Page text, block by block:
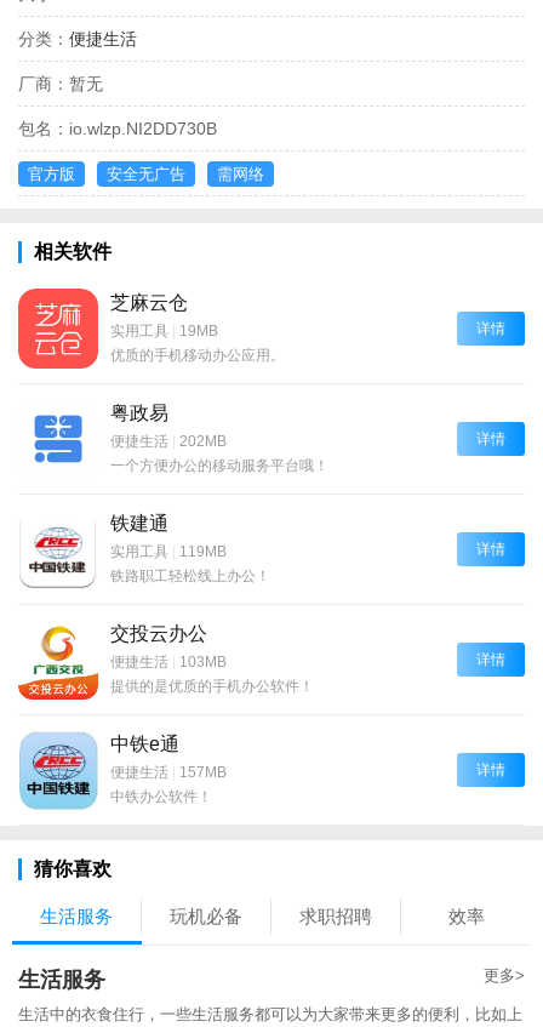
分类： 便捷生活
厂商： 暂无
包名： io.wlzp.NI2DD730B
官方版 安全无广告 需网络
相关软件
芝麻云仓
实用工具 | 19MB
优质的手机移动办公应用。
详情
粤政易
便捷生活 | 202MB
一个方便办公的移动服务平台哦！
详情
铁建通
实用工具 | 119MB
铁路职工轻松线上办公！
详情
交投云办公
便捷生活 | 103MB
提供的是优质的手机办公软件！
详情
中铁e通
便捷生活 | 157MB
中铁办公软件！
详情
猜你喜欢
生活服务 玩机必备 求职招聘 效率
生活服务 更多>
生活中的衣食住行，一些生活服务都可以为大家带来更多的便利，比如上